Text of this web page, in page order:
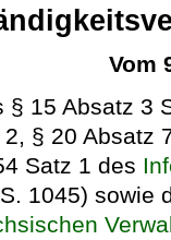
Vom
§ 15 Absatz 3
§ 20 Absatz
Satz 1 des
1045) sowie